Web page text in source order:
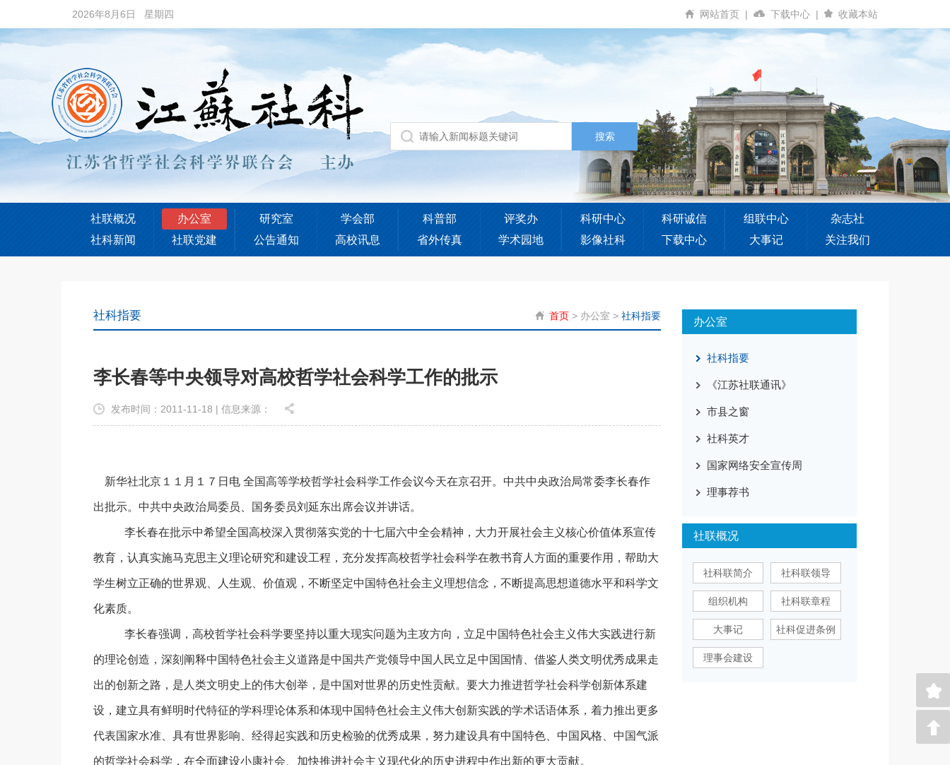
2026年8月6日 星期四 网站首页 | 下载中心 | 收藏本站
社联概况 办公室 研究室 学会部 科普部 评奖办 科研中心 科研诚信 组联中心
杂志社
社科新闻
社联党建 公告通知 高校讯息 省外传真 学术园地 影像社科 下载中心 大事记 关注我们
社科指要 首页> 办公室 > 社科指要
李长春等中央领导对高校哲学社会科学工作的批示
发布时间：2011-11-18 | 信息来源：
新华社北京１１月１７日电 全国高等学校哲学社会科学工作会议今天在京召开。中共中央政治局常委李长春作
出批示。中共中央政治局委员、国务委员刘延东出席会议并讲话。
李长春在批示中希望全国高校深入贯彻落实党的十七届六中全会精神，大力开展社会主义核心价值体系宣传
教育，认真实施马克思主义理论研究和建设工程，充分发挥高校哲学社会科学在教书育人方面的重要作用，帮助大
学生树立正确的世界观、人生观、价值观，不断坚定中国特色社会主义理想信念，不断提高思想道德水平和科学文
化素质。
李长春强调，高校哲学社会科学要坚持以重大现实问题为主攻方向，立足中国特色社会主义伟大实践进行新
的理论创造，深刻阐释中国特色社会主义道路是中国共产党领导中国人民立足中国国情、借鉴人类文明优秀成果走
出的创新之路，是人类文明史上的伟大创举，是中国对世界的历史性贡献。要大力推进哲学社会科学创新体系建
设，建立具有鲜明时代特征的学科理论体系和体现中国特色社会主义伟大创新实践的学术话语体系，着力推出更多
代表国家水准、具有世界影响、经得起实践和历史检验的优秀成果，努力建设具有中国特色、中国风格、中国气派
的哲学社会科学，在全面建设小康社会、加快推进社会主义现代化的历史进程中作出新的更大贡献。
办公室
社科指要
《江苏社联通讯》
市县之窗
社科英才
国家网络安全宣传周
理事荐书
社联概况
社科联简介 社科联领导
组织机构 社科联章程
大事记 社科促进条例
理事会建设